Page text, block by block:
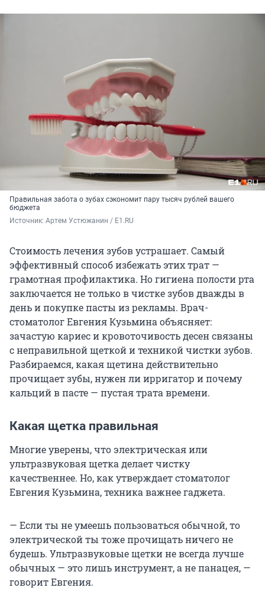
Правильная забота о зубах сэкономит пару тысяч рублей вашего
бюджета
Источник: Артем Устюжанин / E1.RU
Стоимость лечения зубов устрашает. Самый
эффективный способ избежать этих трат —
грамотная профилактика. Но гигиена полости рта
заключается не только в чистке зубов дважды в
день и покупке пасты из рекламы. Врач-
стоматолог Евгения Кузьмина объясняет:
зачастую кариес и кровоточивость десен связаны
с неправильной щеткой и техникой чистки зубов.
Разбираемся, какая щетина действительно
прочищает зубы, нужен ли ирригатор и почему
кальций в пасте — пустая трата времени.
Какая щетка правильная
Многие уверены, что электрическая или
ультразвуковая щетка делает чистку
качественнее. Но, как утверждает стоматолог
Евгения Кузьмина, техника важнее гаджета.
— Если ты не умеешь пользоваться обычной, то
электрической ты тоже прочищать ничего не
будешь. Ультразвуковые щетки не всегда лучше
обычных — это лишь инструмент, а не панацея, —
говорит Евгения.